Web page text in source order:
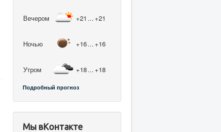
Вечером +21 ... +21
Ночью +16... +16
Утром +18... +18
Подробный прогноз
Мы вКонтакте